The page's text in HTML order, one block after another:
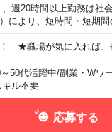
週20時間以上勤務は社
により、短時間・短期
★職場が気に入れば、
50代活躍中/副業・Wワ
ル不要
応募する